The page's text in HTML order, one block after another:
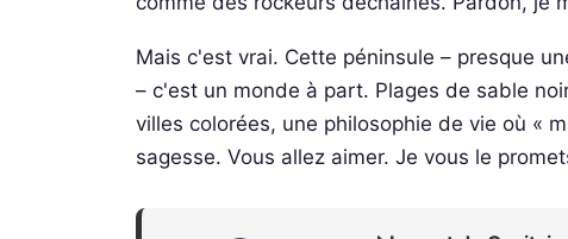
Mais c'est vrai. Cette péninsule – presque
– c'est un monde à part. Plages de sable
villes colorées, une philosophie de vie où «
sagesse. Vous allez aimer. Je vous le